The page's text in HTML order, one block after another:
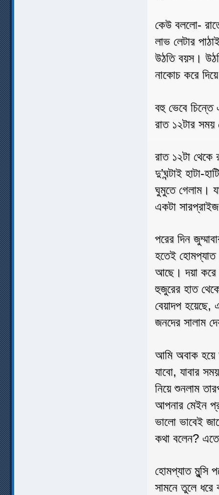
কেউ বললো-
লাভ লেটার
উঠতি বয়স।
নাকোচ করে
বহু ভেবে
রাত ১২টার
রাত ১২টা
দু’ঘন্টাই হাটা-
ঘুমুতে গেলাম।
একটা
পরের দিন
হতেই হোমপ্যাত
আছে। দয়া করে
হুজুরের হাত
বেয়াদপ
জনদের সালাম
আমি অবাক হয়ে
যাবো, যাবার
নিয়ে শুনলাম
আপনার মেইন
ভালো ভাবেই
কথা বলেন?
হোমপ্যাত মুন্সি
সামনে তুলে